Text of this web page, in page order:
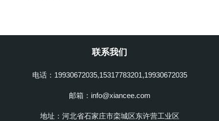
联系我们
电话：19930672035,15317783201,19930672035
邮箱：info@xiancee.com
地址：河北省石家庄市栾城区东许营工业区